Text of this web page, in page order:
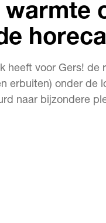
warmte
horeca
heeft voor Gers! de
erbuiten) onder de
naar bijzondere